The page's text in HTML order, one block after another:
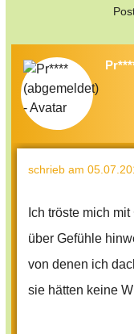
schrieb am
Ich tröste mich
über Gefühle
von denen ich
sie hätten keine